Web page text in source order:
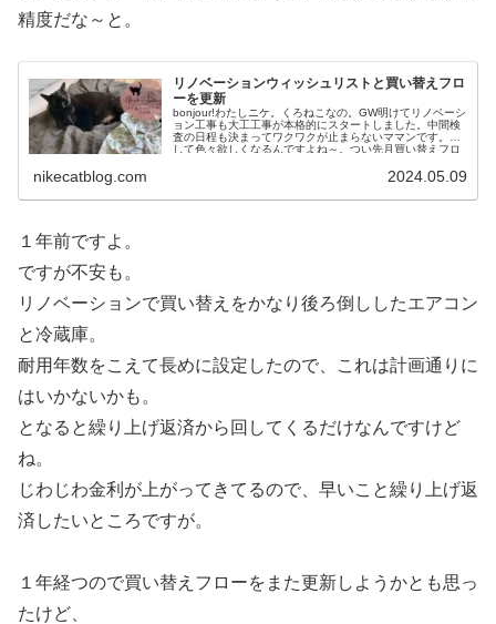
精度だな～と。
リノベーションウィッシュリストと買い替えフロ
ーを更新
bonjour!わたしニケ。くろねこなの。GW明けてリノベーシ
ョン工事も大工工事が本格的にスタートしました。中間検
査の日程も決まってワクワクが止まらないママンです。そ
して色々欲しくなるんですよね～。つい先月買い替えフロ
nikecatblog.com 2024.05.09
１年前ですよ。
ですが不安も。
リノベーションで買い替えをかなり後ろ倒ししたエアコン
と冷蔵庫。
耐用年数をこえて長めに設定したので、これは計画通りに
はいかないかも。
となると繰り上げ返済から回してくるだけなんですけど
ね。
じわじわ金利が上がってきてるので、早いこと繰り上げ返
済したいところですが。
１年経つので買い替えフローをまた更新しようかとも思っ
たけど、